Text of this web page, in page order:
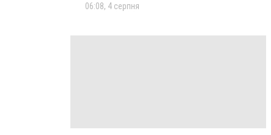
06:08, 4 серпня